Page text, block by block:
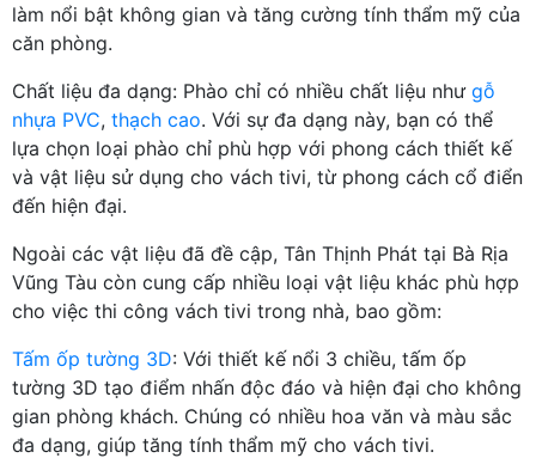
làm nổi bật không gian và tăng cường tính thẩm mỹ của
căn phòng.
Chất liệu đa dạng: Phào chỉ có nhiều chất liệu như gỗ
nhựa PVC, thạch cao. Với sự đa dạng này, bạn có thể
lựa chọn loại phào chỉ phù hợp với phong cách thiết kế
và vật liệu sử dụng cho vách tivi, từ phong cách cổ điển
đến hiện đại.
Ngoài các vật liệu đã đề cập, Tân Thịnh Phát tại Bà Rịa
Vũng Tàu còn cung cấp nhiều loại vật liệu khác phù hợp
cho việc thi công vách tivi trong nhà, bao gồm:
Tấm ốp tường 3D: Với thiết kế nổi 3 chiều, tấm ốp
tường 3D tạo điểm nhấn độc đáo và hiện đại cho không
gian phòng khách. Chúng có nhiều hoa văn và màu sắc
đa dạng, giúp tăng tính thẩm mỹ cho vách tivi.